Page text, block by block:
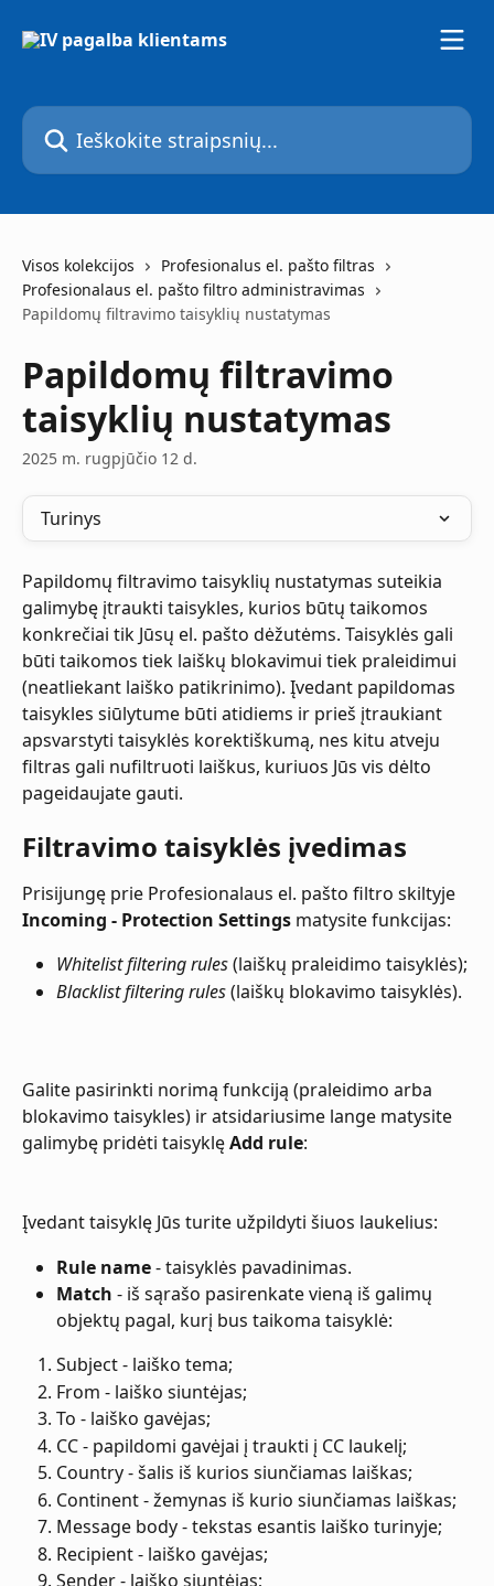
Ieškokite straipsnių...
Visos kolekcijos
Profesionalus el. pašto filtras
Profesionalaus el. pašto filtro administravimas
Papildomų filtravimo taisyklių nustatymas
Papildomų filtravimo
taisyklių nustatymas
2025 m. rugpjūčio 12 d.
Turinys
Papildomų filtravimo taisyklių nustatymas suteikia
galimybę įtraukti taisykles, kurios būtų taikomos
konkrečiai tik Jūsų el. pašto dėžutėms. Taisyklės gali
būti taikomos tiek laiškų blokavimui tiek praleidimui
(neatliekant laiško patikrinimo). Įvedant papildomas
taisykles siūlytume būti atidiems ir prieš įtraukiant
apsvarstyti taisyklės korektiškumą, nes kitu atveju
filtras gali nufiltruoti laiškus, kuriuos Jūs vis dėlto
pageidaujate gauti.
Filtravimo taisyklės įvedimas
Prisijungę prie Profesionalaus el. pašto filtro skiltyje
Incoming - Protection Settings matysite funkcijas:
Whitelist filtering rules (laiškų praleidimo taisyklės);
Blacklist filtering rules (laiškų blokavimo taisyklės).
Galite pasirinkti norimą funkciją (praleidimo arba
blokavimo taisykles) ir atsidariusime lange matysite
galimybę pridėti taisyklę Add rule:
Įvedant taisyklę Jūs turite užpildyti šiuos laukelius:
Rule name - taisyklės pavadinimas.
Match - iš sąrašo pasirenkate vieną iš galimų
objektų pagal, kurį bus taikoma taisyklė:
Subject - laiško tema;
From - laiško siuntėjas;
To - laiško gavėjas;
CC - papildomi gavėjai į traukti į CC laukelį;
Country - šalis iš kurios siunčiamas laiškas;
Continent - žemynas iš kurio siunčiamas laiškas;
Message body - tekstas esantis laiško turinyje;
Recipient - laiško gavėjas;
Sender - laiško siuntėjas;